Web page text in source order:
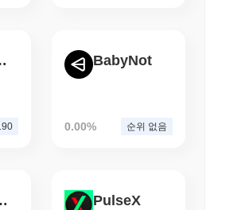
BabyNot
0.00% 순위 없음
PulseX